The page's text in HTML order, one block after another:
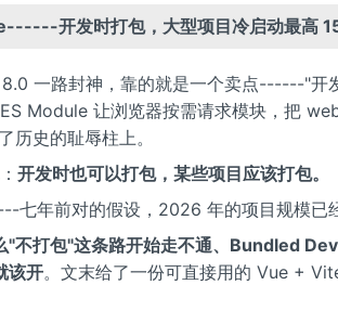
开发时打包，大型项目冷启动最高 15
一路封神，靠的就是一个卖点------"开
Module 让浏览器按需请求模块，把
历史的耻辱柱上。
开发时也可以打包，某些项目应该打包。
七年前对的假设，2026 年的项目规模已
"不打包"这条路开始走不通、Bundled
该开。文末给了一份可直接用的 Vue +